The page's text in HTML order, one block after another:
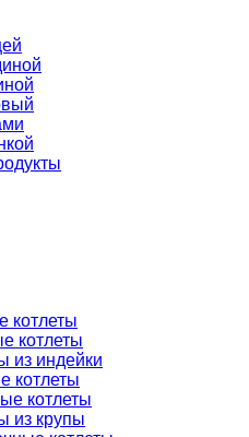
котлеты
котлеты
из индейки
котлеты
котлеты
из крупы